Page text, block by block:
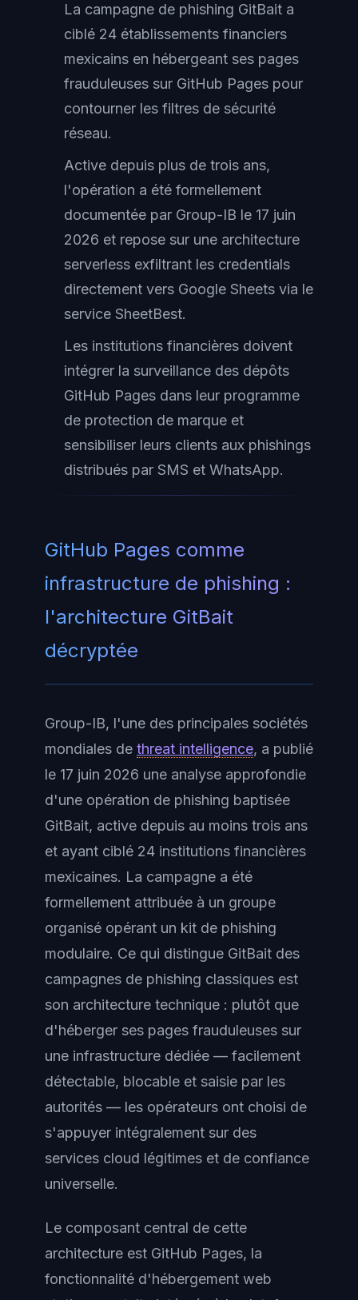
La campagne de phishing GitBait a
ciblé 24 établissements financiers
mexicains en hébergeant ses pages
frauduleuses sur GitHub Pages pour
contourner les filtres de sécurité
réseau.
Active depuis plus de trois ans,
l'opération a été formellement
documentée par Group-IB le 17 juin
2026 et repose sur une architecture
serverless exfiltrant les credentials
directement vers Google Sheets via le
service SheetBest.
Les institutions financières doivent
intégrer la surveillance des dépôts
GitHub Pages dans leur programme
de protection de marque et
sensibiliser leurs clients aux phishings
distribués par SMS et WhatsApp.
GitHub Pages comme
infrastructure de phishing :
l'architecture GitBait
décryptée
Group-IB, l'une des principales sociétés
mondiales de threat intelligence, a publié
le 17 juin 2026 une analyse approfondie
d'une opération de phishing baptisée
GitBait, active depuis au moins trois ans
et ayant ciblé 24 institutions financières
mexicaines. La campagne a été
formellement attribuée à un groupe
organisé opérant un kit de phishing
modulaire. Ce qui distingue GitBait des
campagnes de phishing classiques est
son architecture technique : plutôt que
d'héberger ses pages frauduleuses sur
une infrastructure dédiée — facilement
détectable, blocable et saisie par les
autorités — les opérateurs ont choisi de
s'appuyer intégralement sur des
services cloud légitimes et de confiance
universelle.
Le composant central de cette
architecture est GitHub Pages, la
fonctionnalité d'hébergement web